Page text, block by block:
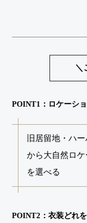
＼
POINT1：ロケーシ
旧居留地・ハ
から大自然ロ
を選べる
POINT2：衣装どれ